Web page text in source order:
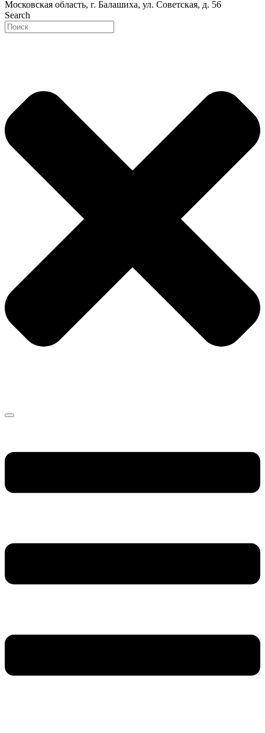
Московская область, г. Балашиха, ул. Советская, д. 56
Search